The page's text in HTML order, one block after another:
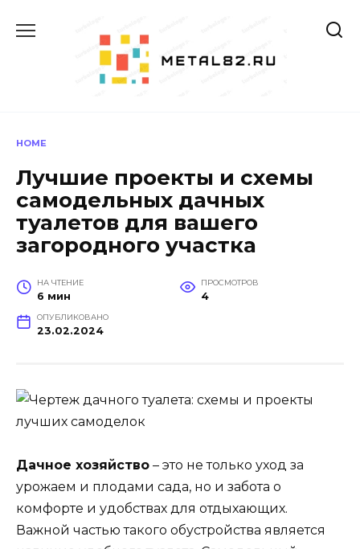
HOME
Лучшие проекты и схемы
самодельных дачных
туалетов для вашего
загородного участка
НА ЧТЕНИЕ
6 мин
ПРОСМОТРОВ
4
ОПУБЛИКОВАНО
23.02.2024
Дачное хозяйство – это не только уход за
урожаем и плодами сада, но и забота о
комфорте и удобствах для отдыхающих.
Важной частью такого обустройства является